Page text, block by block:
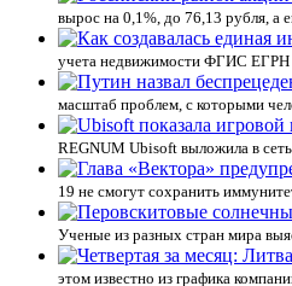
вырос на 0,1%, до 76,13 рубля, а
учета недвижимости ФГИС ЕГРН
масштаб проблем, с которыми
REGNUM Ubisoft выложила в
19 не смогут сохранить
Ученые из разных стран мира
этом известно из графика